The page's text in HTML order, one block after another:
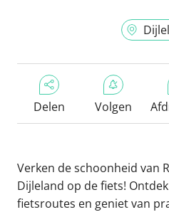
Delen Volgen
Verken de schoonheid van
Dijleland op de fiets!
fietsroutes en geniet van